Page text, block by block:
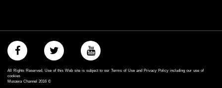
All Rights Reserved. Use of this Web site is subject to our Terms of Use and Privacy Policy including our use of
cookies
©
2016